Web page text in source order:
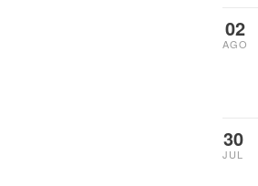
02
AGO
30
JUL